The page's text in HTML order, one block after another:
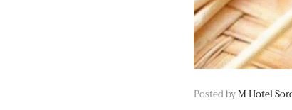
Posted byM Hotel